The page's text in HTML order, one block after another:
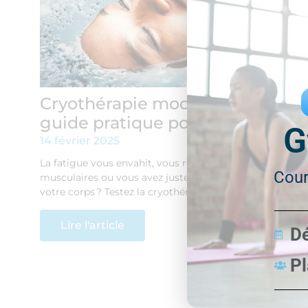
Cryothérapie mode d’emploi :
guide pratique pour tous
14 février 2025
La fatigue vous envahit, vous ressentez des douleurs
musculaires ou vous avez juste envie de dynamiser
votre corps ? Testez la cryothérapie ! Solution…
Lire l'article